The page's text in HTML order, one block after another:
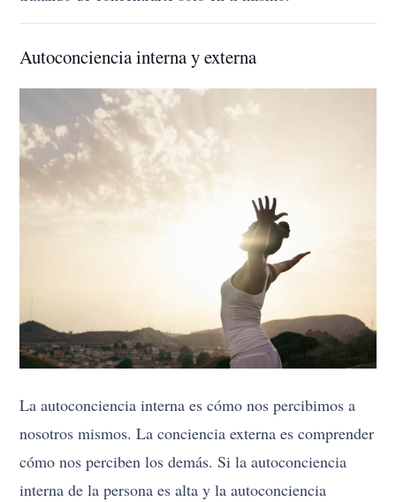
Autoconciencia interna y externa
La autoconciencia interna es cómo nos percibimos a
nosotros mismos. La conciencia externa es comprender
cómo nos perciben los demás. Si la autoconciencia
interna de la persona es alta y la autoconciencia